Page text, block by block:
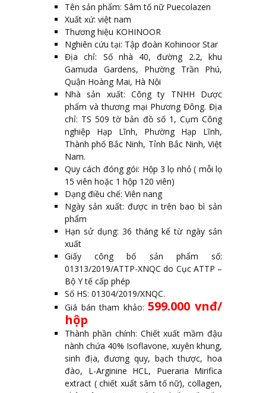
Tên sản phẩm: Sâm tố nữ Puecolazen
Xuất xứ: việt nam
Thương hiệu KOHINOOR
Nghiên cứu tại: Tập đoàn Kohinoor Star
Địa chỉ: Số nhà 40, đường 2.2, khu
Gamuda Gardens, Phường Trần Phú,
Quận Hoàng Mai, Hà Nội
Nhà sản xuất: Công ty TNHH Dược
phẩm và thương mại Phương Đông. Địa
chỉ: TS 509 tờ bản đồ số 1, Cụm Công
nghiệp Hạp Lĩnh, Phường Hạp Lĩnh,
Thành phố Bắc Ninh, Tỉnh Bắc Ninh, Việt
Nam.
Quy cách đóng gói: Hộp 3 lọ nhỏ ( mỗi lọ
15 viên hoặc 1 hộp 120 viên)
Dạng điều chế: Viên nang
Ngày sản xuất: được in trên bao bì sản
phẩm
Hạn sử dụng: 36 tháng kể từ ngày sản
xuất
Giấy công bố sản phẩm số:
01313/2019/ATTP-XNQC do Cục ATTP –
Bộ Y tế cấp phép
Số HS: 01304/2019/XNQC.
Giá bán tham khảo:599.000 vnđ/
hộp
Thành phần chính: Chiết xuất mầm đậu
nành chứa 40% Isoflavone, xuyên khung,
sinh địa, đương quy, bạch thược, hoa
đào, L-Arginine HCL, Pueraria Mirifica
extract ( chiết xuất sâm tố nữ), collagen,